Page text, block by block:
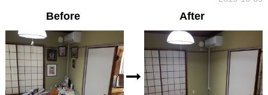
Before After